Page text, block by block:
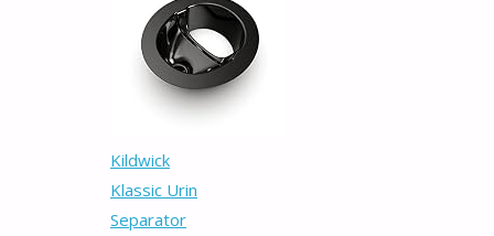
Kildwick
Klassic Urin
Separator